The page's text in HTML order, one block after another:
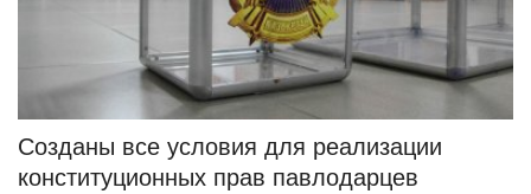
Созданы все условия для реализации
конституционных прав павлодарцев